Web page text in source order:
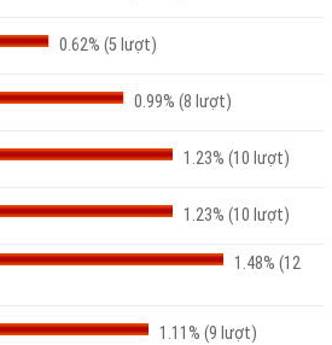
0.62% (5 lượt)
0.99% (8 lượt)
1.23% (10 lượt)
1.23% (10 lượt)
1.48% (12
1.11% (9 lượt)